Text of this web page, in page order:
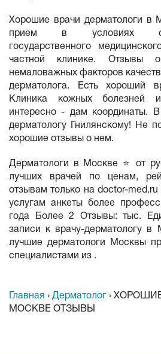
Хорошие врачи дерматологи в
прием в условиях
государственного
частной клинике.
немаловажных факторов
дерматолога. Есть хороший
Клиника кожных болезней
интересно - дам координаты.
дерматологу Гнилянскому! Не
хорошие отзывы о нем.
Дерматологи в Москве ⭐ от
лучших врачей по ценам,
отзывам только на doctor-
услугам анкеты более
года Более 2 Отзывы: тыс.
записи к врачу-дерматологу в
лучшие дерматологи Москвы
специалистами из .
Главная › Дерматолог ›
МОСКВЕ ОТЗЫВЫ